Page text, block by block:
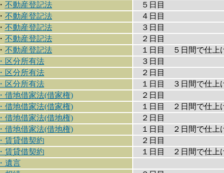
・ 不動産登記法
５日目
・ 不動産登記法
４日目
・ 不動産登記法
３日目
・ 不動産登記法
２日目
・ 不動産登記法
１日目 ５日間で仕上
・区分所有法
３日目
・区分所有法
２日目
・区分所有法
１日目 ３日間で仕上
・借地借家法(借家権)
２日目
・借地借家法(借家権)
１日目 ２日間で仕上
・借地借家法(借地権)
２日目
・借地借家法(借地権)
１日目 ２日間で仕上
・賃貸借契約
２日目
・賃貸借契約
１日目 ２日間で仕上
・遺言